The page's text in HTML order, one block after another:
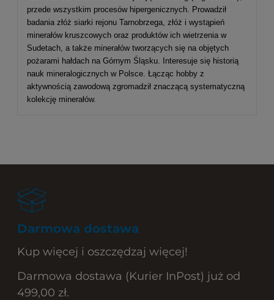
przede wszystkim procesów hipergenicznych. Prowadził
badania złóż siarki rejonu Tarnobrzega, złóż i wystąpień
minerałów kruszcowych oraz produktów ich wietrzenia w
Sudetach, a także minerałów tworzących się na objętych
pożarami hałdach na Górnym Śląsku. Interesuje się historią
nauk mineralogicznych w Polsce. Łącząc hobby z
aktywnością zawodową zgromadził znaczącą systematyczną
kolekcję minerałów.
Darmowa dostawa
Kup więcej i oszczędzaj więcej!
Darmowa dostawa (Kurier InPost) już od
499,00 zł.